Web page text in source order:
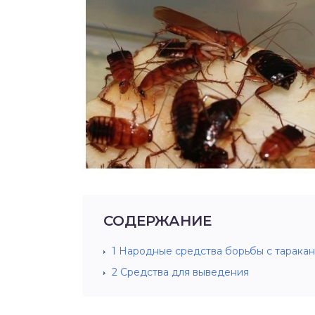
СОДЕРЖАНИЕ
1 Народные средства борьбы с
2 Средства для выведения